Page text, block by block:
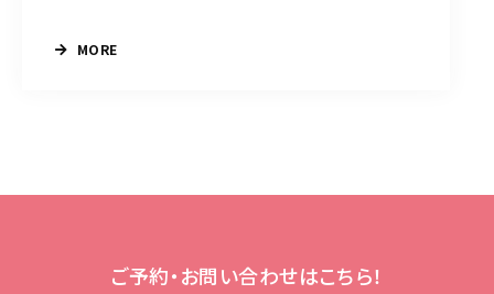
MORE
ご予約・お問い合わせはこちら！